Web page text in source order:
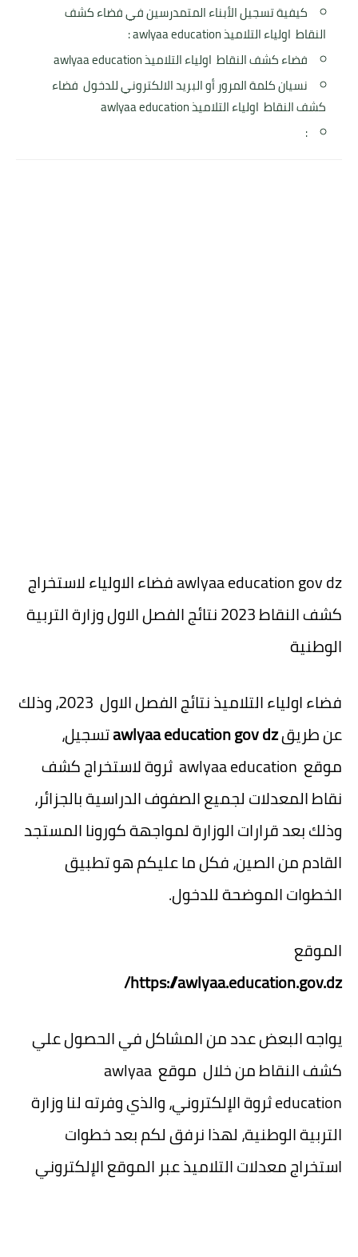
كيفية تسجيل الأبناء المتمدرسين في فضاء كشف
النقاط اولياء التلاميذ awlyaa education :
فضاء كشف النقاط اولياء التلاميذ awlyaa education
نسيان كلمة المرور أو البريد الالكتروني للدخول فضاء
كشف النقاط اولياء التلاميذ awlyaa education
:
awlyaa education gov dz فضاء الاولياء لاستخراج
كشف النقاط 2023 نتائج الفصل الاول وزارة التربية
الوطنية
فضاء اولياء التلاميذ نتائج الفصل الاول 2023، وذلك
عن طريقawlyaa education gov dzتسجيل،
موقع awlyaa education ثروة لاستخراج كشف
نقاط المعدلات لجميع الصفوف الدراسية بالجزائر،
وذلك بعد قرارات الوزارة لمواجهة كورونا المستجد
القادم من الصين، فكل ما عليكم هو تطبيق
الخطوات الموضحة للدخول.
الموقع
https://awlyaa.education.gov.dz/
يواجه البعض عدد من المشاكل في الحصول علي
كشف النقاط من خلال موقع awlyaa
education ثروة الإلكتروني، والذي وفرته لنا وزارة
التربية الوطنية، لهذا نرفق لكم بعد خطوات
استخراج معدلات التلاميذ عبر الموقع الإلكتروني